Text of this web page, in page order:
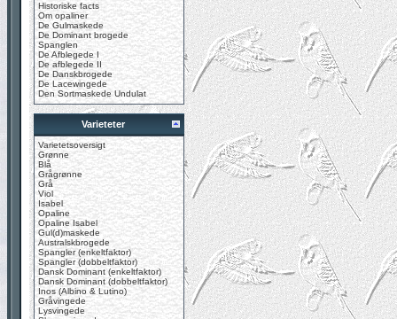
Historiske facts
Om opaliner
De Gulmaskede
De Dominant brogede
Spanglen
De Afblegede I
De afblegede II
De Danskbrogede
De Lacewingede
Den Sortmaskede Undulat
Varieteter
Varietetsoversigt
Grønne
Blå
Grågrønne
Grå
Viol
Isabel
Opaline
Opaline Isabel
Gul(d)maskede
Australskbrogede
Spangler (enkeltfaktor)
Spangler (dobbeltfaktor)
Dansk Dominant (enkeltfaktor)
Dansk Dominant (dobbeltfaktor)
Inos (Albino & Lutino)
Gråvingede
Lysvingede